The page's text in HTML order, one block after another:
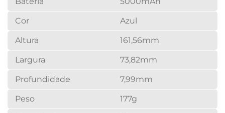
Cor Azul
Altura 161,56mm
Largura 73,82mm
Profundidade 7,99mm
Peso 177g